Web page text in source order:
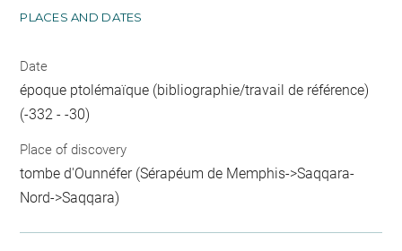
PLACES AND DATES
Date
époque ptolémaïque (bibliographie/travail de référence)
(-332 - -30)
Place of discovery
tombe d'Ounnéfer (Sérapéum de Memphis->Saqqara-
Nord->Saqqara)